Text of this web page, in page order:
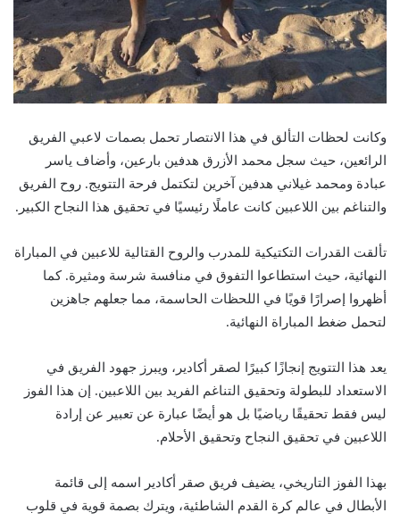
وكانت لحظات التألق في هذا الانتصار تحمل بصمات لاعبي الفريق
الرائعين، حيث سجل محمد الأزرق هدفين بارعين، وأضاف ياسر
عبادة ومحمد غيلاني هدفين آخرين لتكتمل فرحة التتويج. روح الفريق
والتناغم بين اللاعبين كانت عاملًا رئيسيًا في تحقيق هذا النجاح الكبير.
تألقت القدرات التكتيكية للمدرب والروح القتالية للاعبين في المباراة
النهائية، حيث استطاعوا التفوق في منافسة شرسة ومثيرة. كما
أظهروا إصرارًا قويًا في اللحظات الحاسمة، مما جعلهم جاهزين
لتحمل ضغط المباراة النهائية.
يعد هذا التتويج إنجازًا كبيرًا لصقر أكادير، ويبرز جهود الفريق في
الاستعداد للبطولة وتحقيق التناغم الفريد بين اللاعبين. إن هذا الفوز
ليس فقط تحقيقًا رياضيًا بل هو أيضًا عبارة عن تعبير عن إرادة
اللاعبين في تحقيق النجاح وتحقيق الأحلام.
بهذا الفوز التاريخي، يضيف فريق صقر أكادير اسمه إلى قائمة
الأبطال في عالم كرة القدم الشاطئية، ويترك بصمة قوية في قلوب